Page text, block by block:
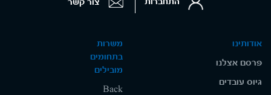
אודותינו
פרסם אצלנו
גיוס עובדים
משרות
בתחומים
מובילים
Back